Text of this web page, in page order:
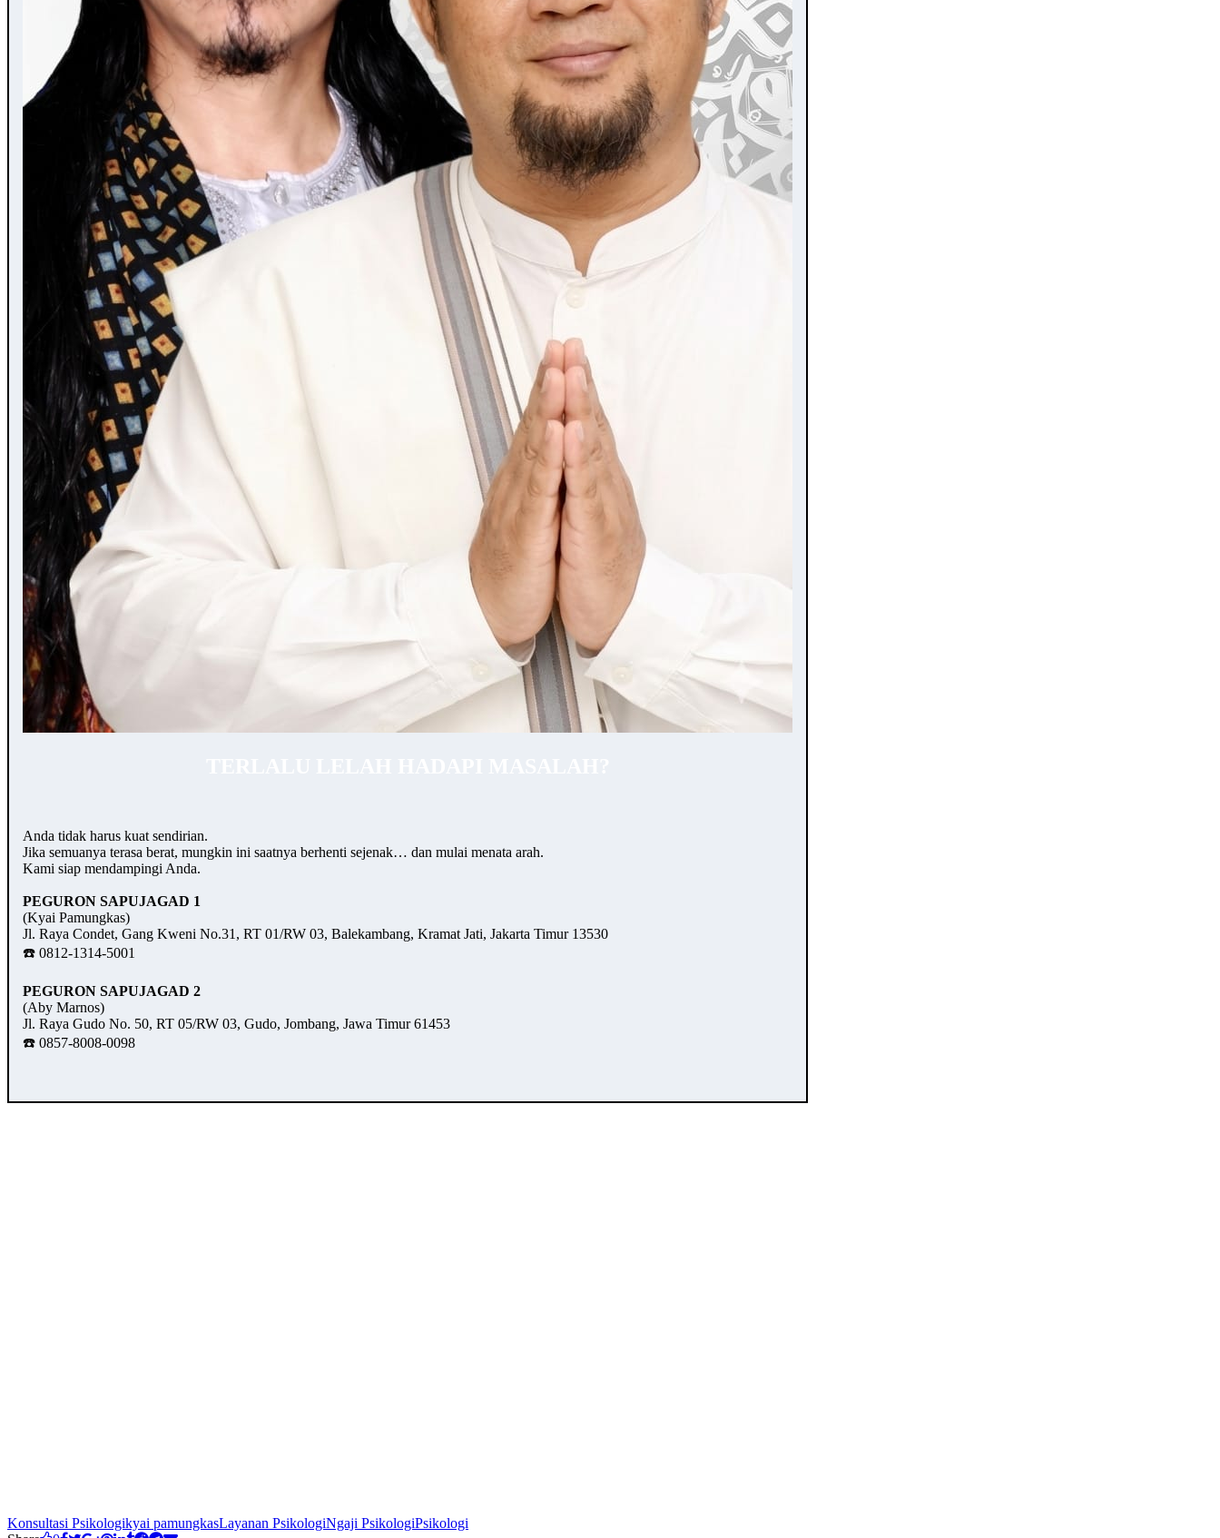
Anda tidak harus kuat sendirian.
Jika semuanya terasa berat, mungkin ini saatnya berhenti sejenak… dan mulai menata arah.
Kami siap mendampingi Anda.
PEGURON SAPUJAGAD 1
(Kyai Pamungkas)
Jl. Raya Condet, Gang Kweni No.31, RT 01/RW 03, Balekambang, Kramat Jati, Jakarta Timur 13530
☎️ 0812-1314-5001
PEGURON SAPUJAGAD 2
(Aby Marnos)
Jl. Raya Gudo No. 50, RT 05/RW 03, Gudo, Jombang, Jawa Timur 61453
☎️ 0857-8008-0098
Konsultasi Psikologikyai pamungkasLayanan PsikologiNgaji PsikologiPsikologi